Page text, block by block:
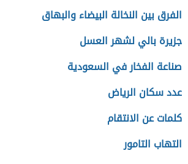
الفرق بين النخالة البيضاء والبهاق
جزيرة بالي لشهر العسل
صناعة الفخار في السعودية
عدد سكان الرياض
كلمات عن الانتقام
التهاب التامور